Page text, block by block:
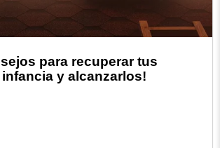
para recuperar tus
y alcanzarlos!